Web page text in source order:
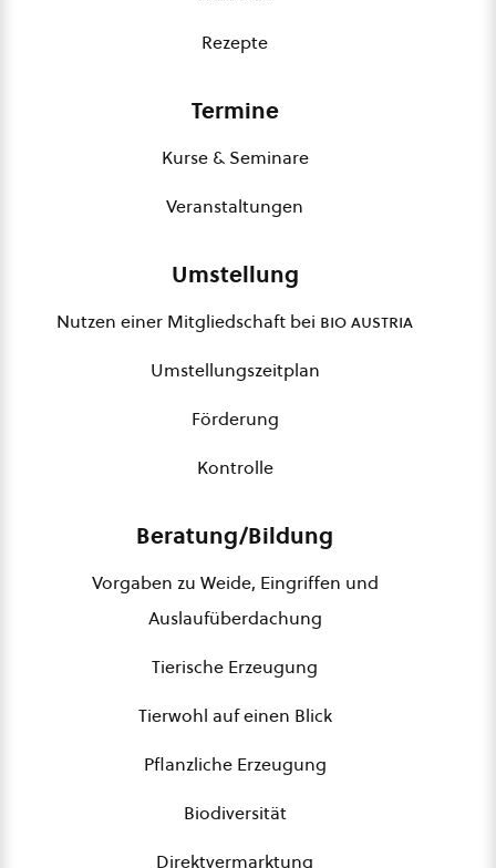
Rezepte
Termine
Kurse & Seminare
Veranstaltungen
Umstellung
Nutzen einer Mitgliedschaft bei bio austria
Umstellungszeitplan
Förderung
Kontrolle
Beratung/Bildung
Vorgaben zu Weide, Eingriffen und
Auslaufüberdachung
Tierische Erzeugung
Tierwohl auf einen Blick
Pflanzliche Erzeugung
Biodiversität
Direktvermarktung